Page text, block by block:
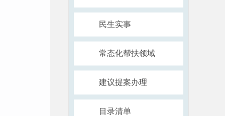
民生实事
常态化帮扶领域
建议提案办理
目录清单